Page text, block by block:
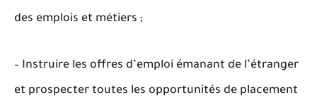
des emplois et métiers ;
– Instruire les offres d’emploi émanant de l’étranger
et prospecter toutes les opportunités de placement